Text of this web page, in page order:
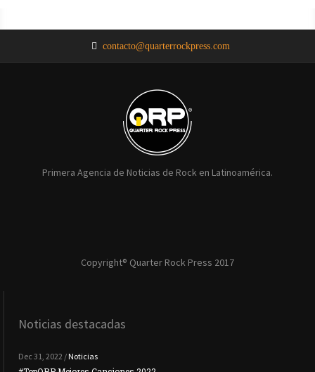
contacto@quarterrockpress.com
Primera Agencia de Noticias de Rock en Latinoamérica.
Copyright® Quarter Rock Press 2017
Noticias destacadas
Dec 31, 2022 / Noticias